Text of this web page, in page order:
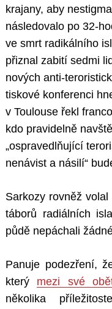
krajany, aby
následovalo po 32-
ve smrt radikálního
přiznal zabití sedmi
nových anti-
tiskové konferenci
v Toulouse řekl
kdo pravidelně
„ospravedlňující
nenávist a násilí“
Sarkozy rovněž
táborů radiálních
půdě nepáchali
Panuje podezření,
který mezi své
několika